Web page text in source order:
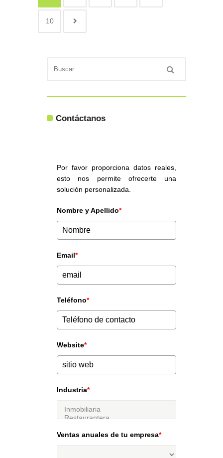
10
Contáctanos
Por favor proporciona datos reales,
esto nos permite ofrecerte una
solución personalizada.
Nombre y Apellido*
Email*
Teléfono*
Website*
Industria*
Ventas anuales de tu empresa*